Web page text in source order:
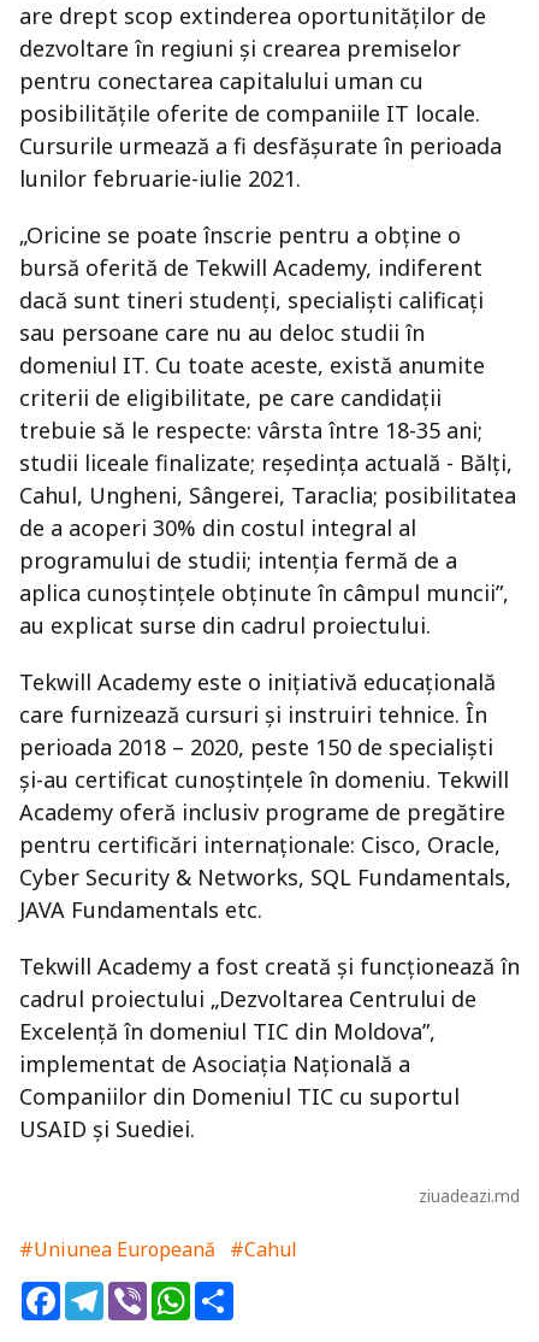
are drept scop extinderea oportunităților de
dezvoltare în regiuni și crearea premiselor
pentru conectarea capitalului uman cu
posibilitățile oferite de companiile IT locale.
Cursurile urmează a fi desfășurate în perioada
lunilor februarie-iulie 2021.
„Oricine se poate înscrie pentru a obține o
bursă oferită de Tekwill Academy, indiferent
dacă sunt tineri studenți, specialiști calificați
sau persoane care nu au deloc studii în
domeniul IT. Cu toate aceste, există anumite
criterii de eligibilitate, pe care candidații
trebuie să le respecte: vârsta între 18-35 ani;
studii liceale finalizate; reședința actuală - Bălți,
Cahul, Ungheni, Sângerei, Taraclia; posibilitatea
de a acoperi 30% din costul integral al
programului de studii; intenția fermă de a
aplica cunoștințele obținute în câmpul muncii”,
au explicat surse din cadrul proiectului.
Tekwill Academy este o inițiativă educațională
care furnizează cursuri și instruiri tehnice. În
perioada 2018 – 2020, peste 150 de specialiști
și-au certificat cunoștințele în domeniu. Tekwill
Academy oferă inclusiv programe de pregătire
pentru certificări internaționale: Cisco, Oracle,
Cyber Security & Networks, SQL Fundamentals,
JAVA Fundamentals etc.
Tekwill Academy a fost creată și funcționează în
cadrul proiectului „Dezvoltarea Centrului de
Excelență în domeniul TIC din Moldova”,
implementat de Asociația Națională a
Companiilor din Domeniul TIC cu suportul
USAID și Suediei.
ziuadeazi.md
#Uniunea Europeană
#Cahul
FacebookTelegram
ViberWhatsApp